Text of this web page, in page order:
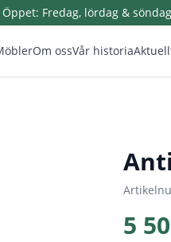
Öppet: Fredag, lördag &
Om ossVår historia
5